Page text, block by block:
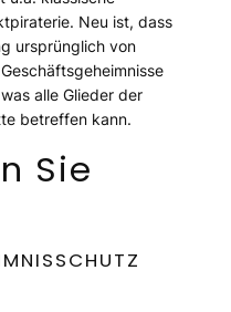
Neu ist, dass
ursprünglich von
alle Glieder der
betreffen kann.
Sie